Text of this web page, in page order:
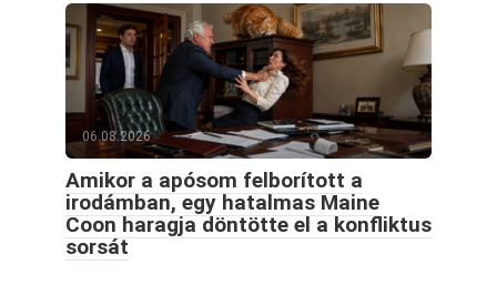
06.08.2026
Amikor a apósom felborított a
irodámban, egy hatalmas Maine
Coon haragja döntötte el a konfliktus
sorsát